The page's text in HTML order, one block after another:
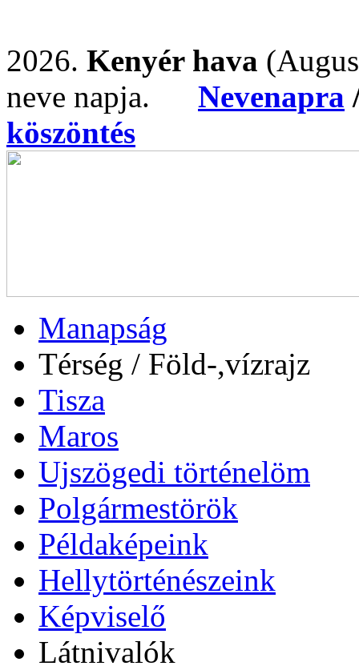
2026. Kenyér hava
neve napja. Nevenapra
köszöntés
Manapság
Térség / Föld-,vízrajz
Tisza
Maros
Ujszögedi történelöm
Polgármestörök
Példaképeink
Hellytörténészeink
Képviselő
Látnivalók